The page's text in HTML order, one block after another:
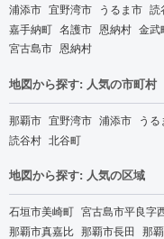
浦添市 宜野湾市 うるま市 読
嘉手納町 名護市 恩納村 金武
宮古島市 恩納村
地図から探す: 人気の市町村
那覇市 宜野湾市 浦添市 うる
読谷村 北谷町
地図から探す: 人気の区域
石垣市美崎町 宮古島市平良字
那覇市真嘉比 那覇市長田 那